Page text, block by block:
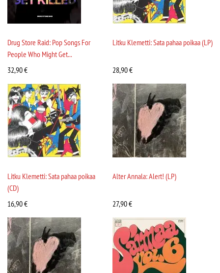
Drug Store Raid: Pop Songs For
People Who Might Get...
32,90€
Litku Klemetti: Sata pahaa poikaa (LP)
28,90€
Litku Klemetti: Sata pahaa poikaa
(CD)
16,90€
Alter Annala: Alert! (LP)
27,90€